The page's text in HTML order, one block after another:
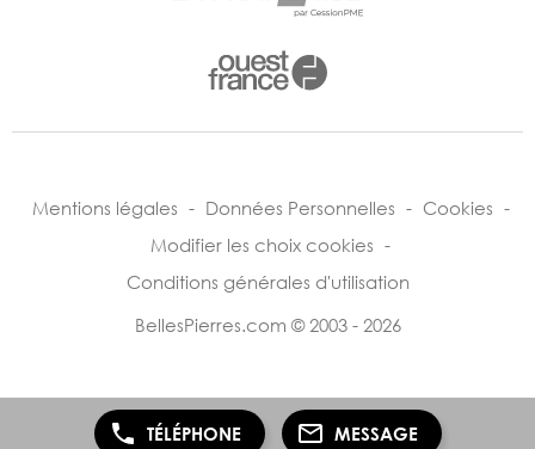
TÉLÉPHONE MESSAGE
Mentions légales - Données Personnelles - Cookies -
Modifier les choix cookies -
Conditions générales d'utilisation
BellesPierres.com © 2003 - 2026